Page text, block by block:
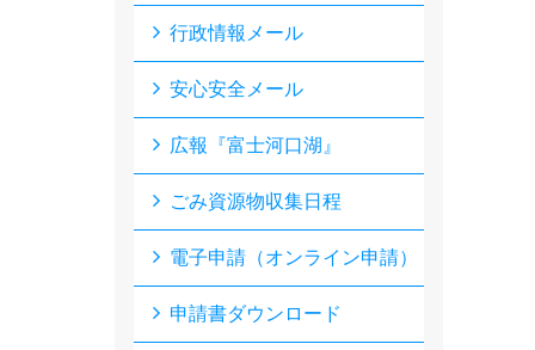
行政情報メール
安心安全メール
広報『富士河口湖』
ごみ資源物収集日程
電子申請（オンライン申請）
申請書ダウンロード